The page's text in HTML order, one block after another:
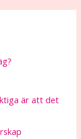
är att det